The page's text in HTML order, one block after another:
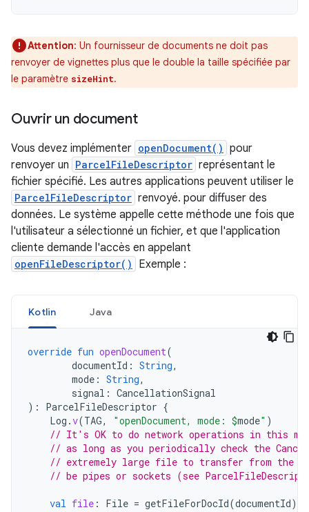
Attention: Un fournisseur de documents ne doit pas
renvoyer de vignettes plus que le double la taille spécifiée par
le paramètre sizeHint.
Ouvrir un document
Vous devez implémenter openDocument() pour
renvoyer un ParcelFileDescriptor représentant le
fichier spécifié. Les autres applications peuvent utiliser le
ParcelFileDescriptor renvoyé. pour diffuser des
données. Le système appelle cette méthode une fois que
l'utilisateur a sélectionné un fichier, et que l'application
cliente demande l'accès en appelant
openFileDescriptor() Exemple :
Kotlin Java
override fun openDocument(
documentId : String,
mode : String,
signal : CancellationSignal
):
ParcelFileDescriptor {
Log .v(TAG, "openDocument, mode: $mode" )
// It's OK to do network operations in this
// as long as you periodically check the
// extremely large file to transfer from the
// be pipes or sockets (see
val file : File = getFileForDocId(documentId)